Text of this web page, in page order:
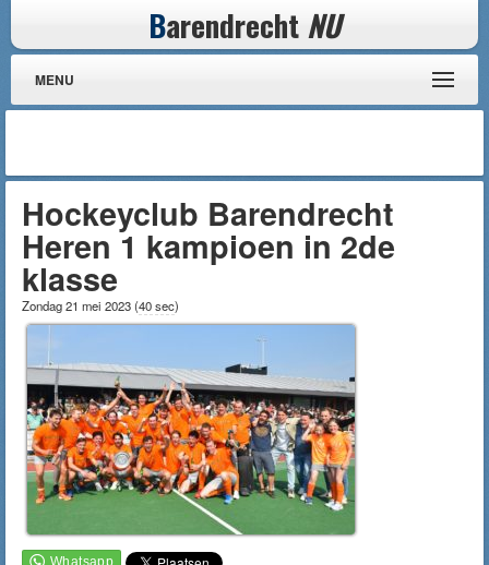
Barendrecht NU
MENU
Hockeyclub Barendrecht
Heren 1 kampioen in 2de
klasse
Zondag 21 mei 2023(40 sec)